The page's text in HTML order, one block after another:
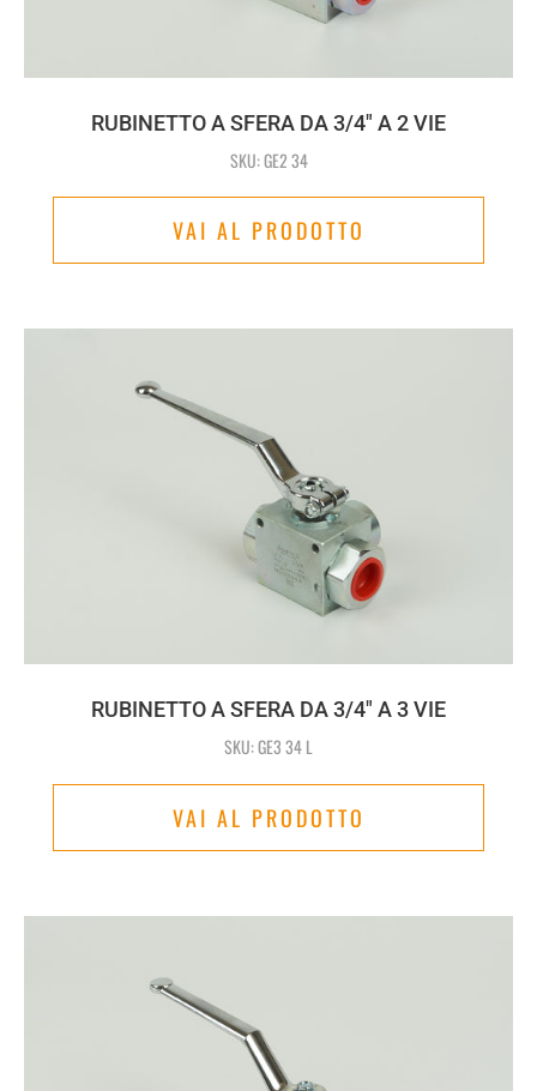
RUBINETTO A SFERA DA 3/4" A 2 VIE
SKU: GE2 34
VAI AL PRODOTTO
RUBINETTO A SFERA DA 3/4" A 3 VIE
SKU: GE3 34 L
VAI AL PRODOTTO